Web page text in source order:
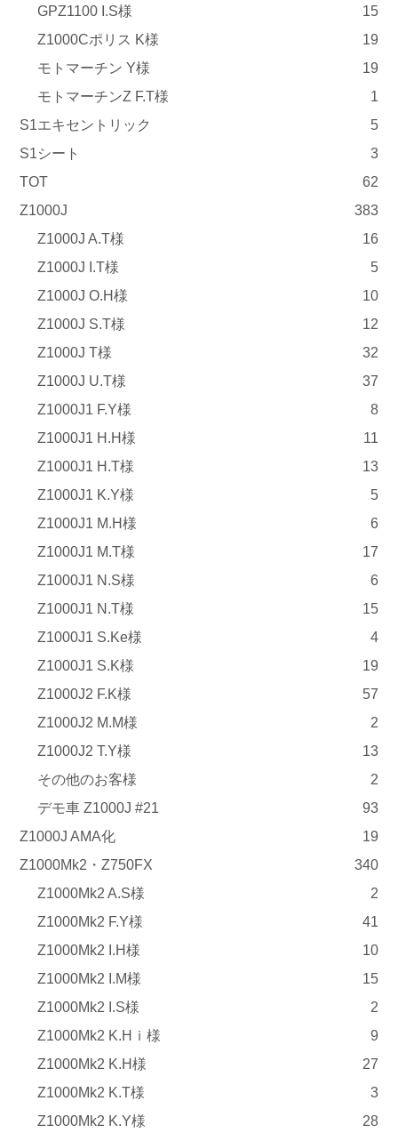
GPZ1100 I.S様
15
Z1000Cポリス K様
19
モトマーチン Y様
19
モトマーチンZ F.T様
1
S1エキセントリック
5
S1シート
3
TOT
62
Z1000J
383
Z1000J A.T様
16
Z1000J I.T様
5
Z1000J O.H様
10
Z1000J S.T様
12
Z1000J T様
32
Z1000J U.T様
37
Z1000J1 F.Y様
8
Z1000J1 H.H様
11
Z1000J1 H.T様
13
Z1000J1 K.Y様
5
Z1000J1 M.H様
6
Z1000J1 M.T様
17
Z1000J1 N.S様
6
Z1000J1 N.T様
15
Z1000J1 S.Ke様
4
Z1000J1 S.K様
19
Z1000J2 F.K様
57
Z1000J2 M.M様
2
Z1000J2 T.Y様
13
その他のお客様
2
デモ車 Z1000J #21
93
Z1000J AMA化
19
Z1000Mk2・Z750FX
340
Z1000Mk2 A.S様
2
Z1000Mk2 F.Y様
41
Z1000Mk2 I.H様
10
Z1000Mk2 I.M様
15
Z1000Mk2 I.S様
2
Z1000Mk2 K.Hｉ様
9
Z1000Mk2 K.H様
27
Z1000Mk2 K.T様
3
Z1000Mk2 K.Y様
28